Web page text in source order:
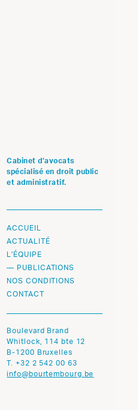
Cabinet d’avocats
spécialisé en droit public
et administratif.
ACCUEIL
ACTUALITÉ
L'ÉQUIPE
PUBLICATIONS
NOS CONDITIONS
CONTACT
Boulevard Brand
Whitlock, 114 bte 12
B-1200 Bruxelles
T. +32 2 542 00 63
info@bourtembourg.be